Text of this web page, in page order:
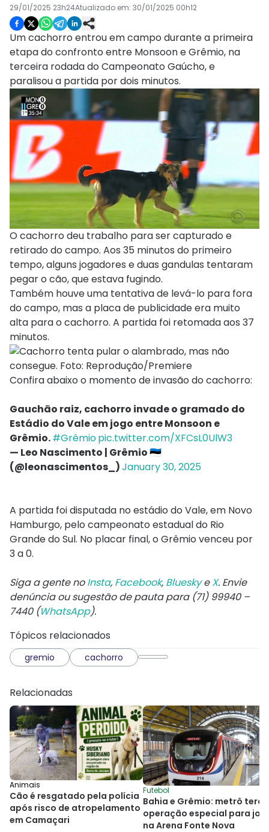
29/01/2025 23h24Atualizado em: 30/01/2025 00h12
Um cachorro entrou em campo durante a primeira
etapa do confronto entre Monsoon e Grêmio, na
terceira rodada do Campeonato Gaúcho, e
paralisou a partida por dois minutos.
O cachorro deu trabalho para ser capturado e
retirado do campo. Aos 35 minutos do primeiro
tempo, alguns jogadores e duas gandulas tentaram
pegar o cão, que estava fugindo.
Também houve uma tentativa de levá-lo para fora
do campo, mas a placa de publicidade era muito
alta para o cachorro. A partida foi retomada aos 37
minutos.
Confira abaixo o momento de invasão do cachorro:
Gauchão raiz, cachorro invade o gramado do
Estádio do Vale em jogo entre Monsoon e
Grêmio.#Grêmiopic.twitter.com/XFCsL0UlW3
— Leo Nascimento | Grêmio 🇪🇪
(@leonascimentos_)January 30, 2025
A partida foi disputada no estádio do Vale, em Novo
Hamburgo, pelo campeonato estadual do Rio
Grande do Sul. No placar final, o Grêmio venceu por
3 a 0.
Siga a gente noInsta, Facebook, BlueskyeX. Envie
denúncia ou sugestão de pauta para (71) 99940 –
7440 (WhatsApp).
Tópicos relacionados
gremio cachorro
Relacionadas
Animais
Cão é resgatado pela polícia
após risco de atropelamento
em Camaçari
Futebol
Bahia e Grêmio: metrô terá
operação especial para
na Arena Fonte Nova